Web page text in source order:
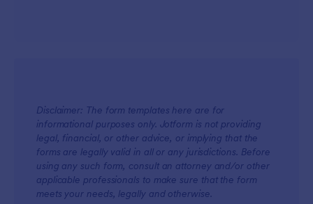
Disclaimer: The form templates here are for
informational purposes only. Jotform is not providing
legal, financial, or other advice, or implying that the
forms are legally valid in all or any jurisdictions. Before
using any such form, consult an attorney and/or other
applicable professionals to make sure that the form
meets your needs, legally and otherwise.